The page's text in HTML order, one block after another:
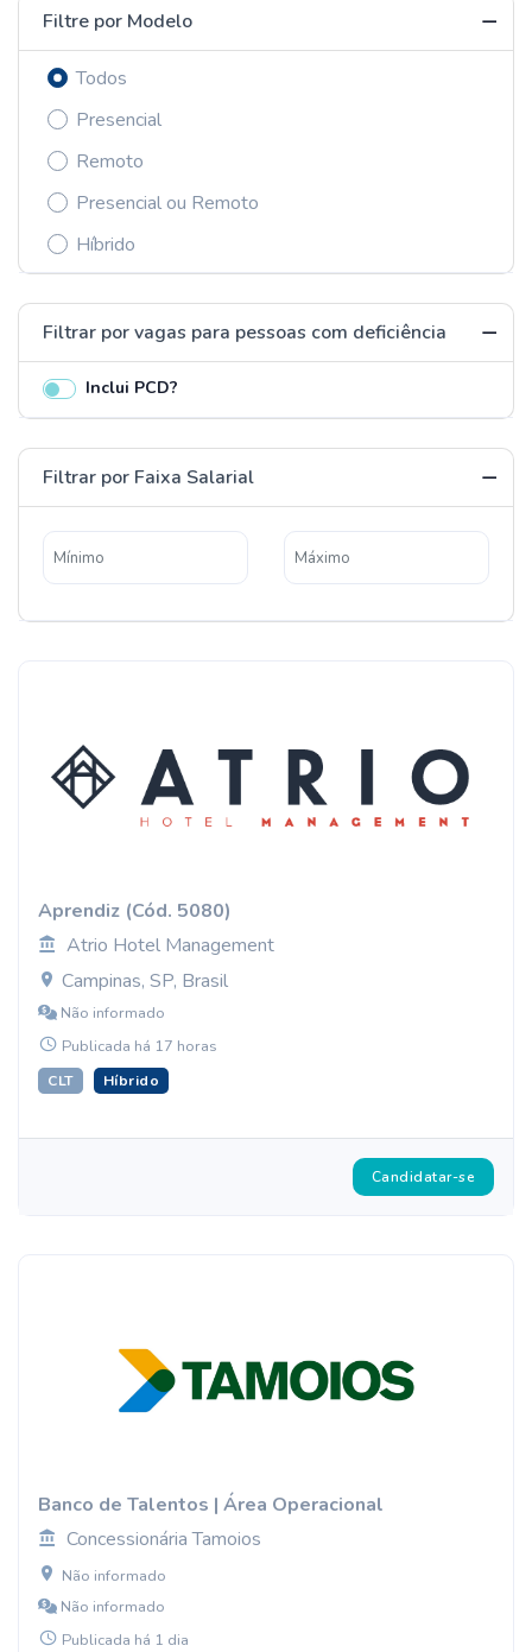
Filtre por Modelo
Todos
Presencial
Remoto
Presencial ou Remoto
Híbrido
Filtrar por vagas para pessoas com deficiência
Inclui PCD?
Filtrar por Faixa Salarial
Aprendiz (Cód. 5080)
Atrio Hotel Management
Campinas, SP, Brasil
Não informado
Publicada há 17 horas
CLT Híbrido
Candidatar-se
Banco de Talentos | Área Operacional
Concessionária Tamoios
Não informado
Não informado
Publicada há 1 dia